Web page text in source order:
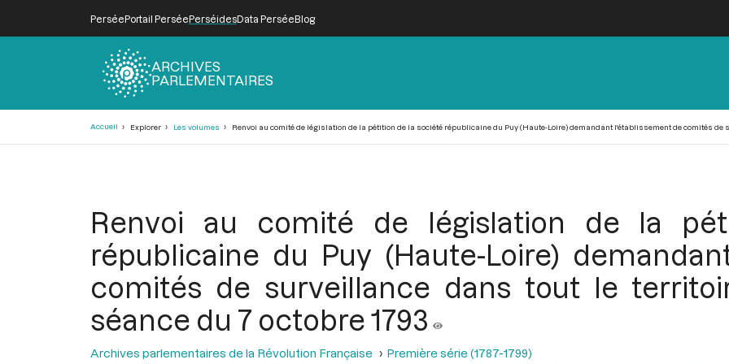
PerséePortail PerséePerséidesData PerséeBlog
ARCHIVES
PARLEMENTAIRES
Accueil Explorer Les volumes Renvoi au comité de législation de la pétition de la société républicaine du Puy (Haute-Loire) demandant l'établissement de comités de
Renvoi au comité de législation de la
républicaine du Puy (Haute-Loire)
comités de surveillance dans tout le
séance du 7 octobre 1793
Archives parlementaires de la Révolution Française
Première série (1787-1799)